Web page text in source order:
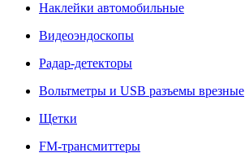
Наклейки автомобильные
Видеоэндоскопы
Радар-детекторы
Вольтметры и USB разъемы врезные
Щетки
FM-трансмиттеры